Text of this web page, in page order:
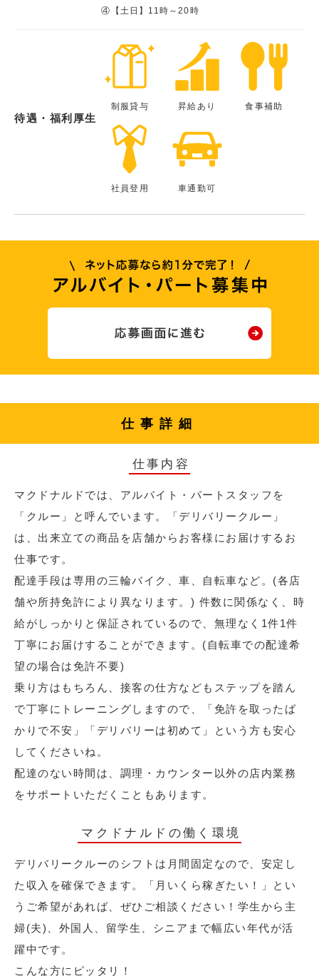
④【土日】11時～20時
待遇・福利厚生
制服貸与 昇給あり 食事補助
社員登用 車通勤可
仕事詳細
仕事内容
マクドナルドでは、アルバイト・パートスタッフを
「クルー」と呼んでいます。「デリバリークルー」
は、出来立ての商品を店舗からお客様にお届けするお
仕事です。
配達手段は専用の三輪バイク、車、自転車など。(各店
舗や所持免許により異なります。) 件数に関係なく、時
給がしっかりと保証されているので、無理なく1件1件
丁寧にお届けすることができます。(自転車での配達希
望の場合は免許不要)
乗り方はもちろん、接客の仕方などもステップを踏ん
で丁寧にトレーニングしますので、「免許を取ったば
かりで不安」「デリバリーは初めて」という方も安心
してくださいね。
配達のない時間は、調理・カウンター以外の店内業務
をサポートいただくこともあります。
マクドナルドの働く環境
デリバリークルーのシフトは月間固定なので、安定し
た収入を確保できます。「月いくら稼ぎたい！」とい
うご希望があれば、ぜひご相談ください！学生から主
婦(夫)、外国人、留学生、シニアまで幅広い年代が活
躍中です。
こんな方にピッタリ！